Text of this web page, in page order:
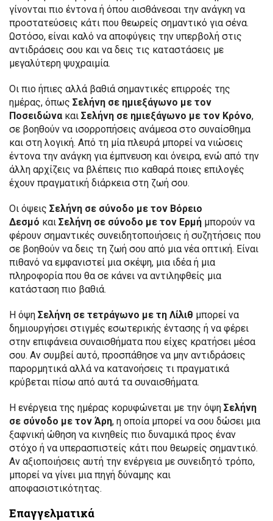
γίνονται πιο έντονα ή όπου αισθάνεσαι την ανάγκη να
προστατεύσεις κάτι που θεωρείς σημαντικό για σένα.
Ωστόσο, είναι καλό να αποφύγεις την υπερβολή στις
αντιδράσεις σου και να δεις τις καταστάσεις με
μεγαλύτερη ψυχραιμία.
Οι πιο ήπιες αλλά βαθιά σημαντικές επιρροές της
ημέρας, όπως Σελήνη σε ημιεξάγωνο με τον
Ποσειδώνακαι Σελήνη σε ημιεξάγωνο με τον Κρόνο,
σε βοηθούν να ισορροπήσεις ανάμεσα στο συναίσθημα
και στη λογική. Από τη μία πλευρά μπορεί να νιώσεις
έντονα την ανάγκη για έμπνευση και όνειρα, ενώ από την
άλλη αρχίζεις να βλέπεις πιο καθαρά ποιες επιλογές
έχουν πραγματική διάρκεια στη ζωή σου.
Οι όψεις Σελήνη σε σύνοδο με τον Βόρειο
Δεσμό και Σελήνη σε σύνοδο με τον Ερμή μπορούν να
φέρουν σημαντικές συνειδητοποιήσεις ή συζητήσεις που
σε βοηθούν να δεις τη ζωή σου από μια νέα οπτική. Είναι
πιθανό να εμφανιστεί μια σκέψη, μια ιδέα ή μια
πληροφορία που θα σε κάνει να αντιληφθείς μια
κατάσταση πιο βαθιά.
Η όψη Σελήνη σε τετράγωνο με τη Λίλιθ μπορεί να
δημιουργήσει στιγμές εσωτερικής έντασης ή να φέρει
στην επιφάνεια συναισθήματα που είχες κρατήσει μέσα
σου. Αν συμβεί αυτό, προσπάθησε να μην αντιδράσεις
παρορμητικά αλλά να κατανοήσεις τι πραγματικά
κρύβεται πίσω από αυτά τα συναισθήματα.
Η ενέργεια της ημέρας κορυφώνεται με την όψη Σελήνη
σε σύνοδο με τον Άρη, η οποία μπορεί να σου δώσει μια
ξαφνική ώθηση να κινηθείς πιο δυναμικά προς έναν
στόχο ή να υπερασπιστείς κάτι που θεωρείς σημαντικό.
Αν αξιοποιήσεις αυτή την ενέργεια με συνειδητό τρόπο,
μπορεί να γίνει μια πηγή δύναμης και
αποφασιστικότητας.
Επαγγελματικά